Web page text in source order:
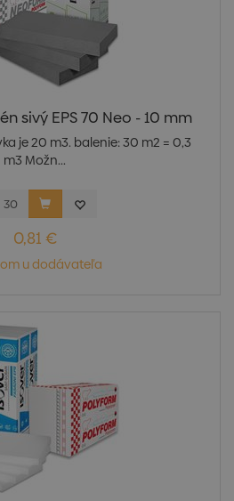
sivý EPS 70 Neo - 10 mm
je 20 m3. balenie: 30 m2 = 0,3
m3 Možn...
0,81 €
u dodávateľa